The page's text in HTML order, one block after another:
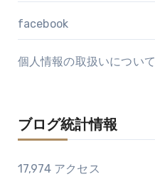
facebook
個人情報の取扱いについて
ブログ統計情報
17,974 アクセス